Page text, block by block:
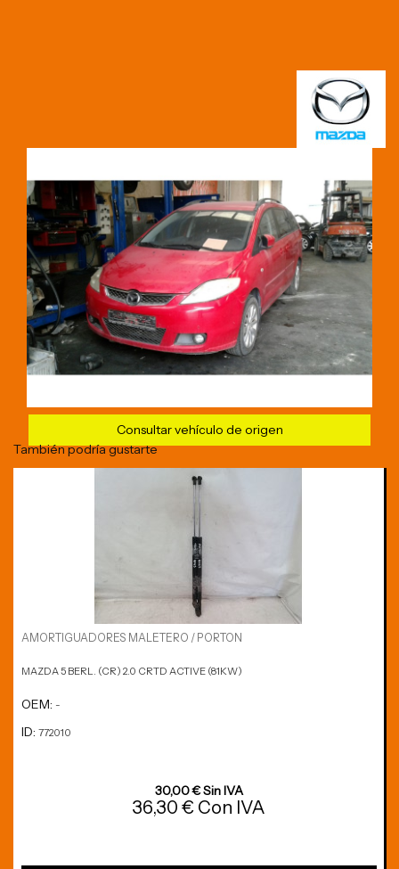
Consultar vehículo de origen
También podría gustarte
AMORTIGUADORES MALETERO / PORTON
MAZDA 5 BERL. (CR) 2.0 CRTD ACTIVE (81KW)
OEM: -
ID: 772010
30,00 € Sin IVA
36,30 € Con IVA